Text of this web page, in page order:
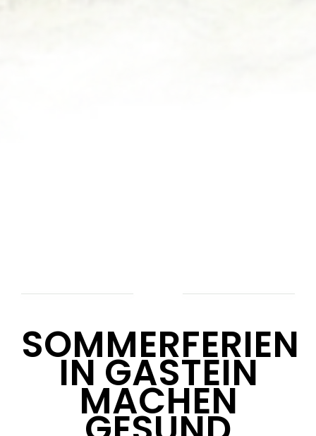
SOMMERFERIEN
IN GASTEIN
MACHEN